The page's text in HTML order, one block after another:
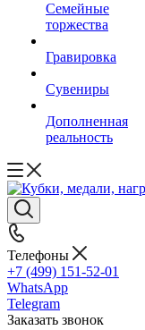
Семейные
торжества
Гравировка
Сувениры
Дополненная
реальность
Телефоны
+7 (499) 151-52-01
WhatsApp
Telegram
Заказать звонок